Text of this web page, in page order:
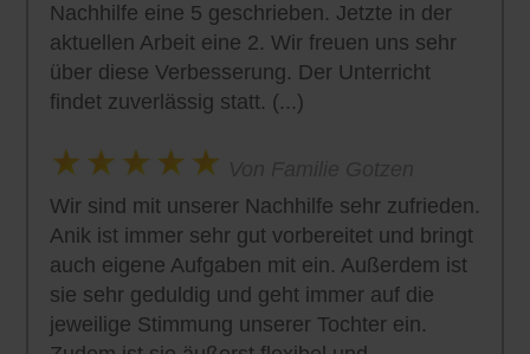
Nachhilfe eine 5 geschrieben. Jetzte in der
aktuellen Arbeit eine 2. Wir freuen uns sehr
über diese Verbesserung. Der Unterricht
findet zuverlässig statt. (...)
Wir sind mit unserer Nachhilfe sehr zufrieden.
Anik ist immer sehr gut vorbereitet und bringt
auch eigene Aufgaben mit ein. Außerdem ist
sie sehr geduldig und geht immer auf die
jeweilige Stimmung unserer Tochter ein.